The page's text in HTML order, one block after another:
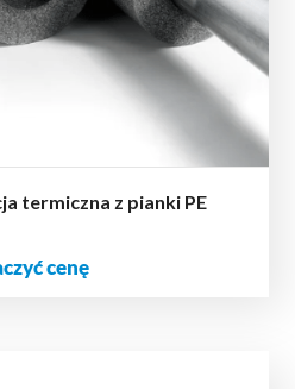
termiczna z pianki PE
cenę